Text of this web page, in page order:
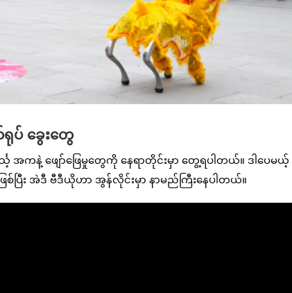
ပ် ခွေးတွေ
ေ့ အကနဲ့ ဖျော်ဖြေမှုတွေကို နေရာတိုင်းမှာ တွေ့ရပါတယ်။ ဒါပေမယ့်
စ်ပြီး အဲဒီ ဗီဒီယိုဟာ အွန်လိုင်းမှာ နာမည်ကြီးနေပါတယ်။